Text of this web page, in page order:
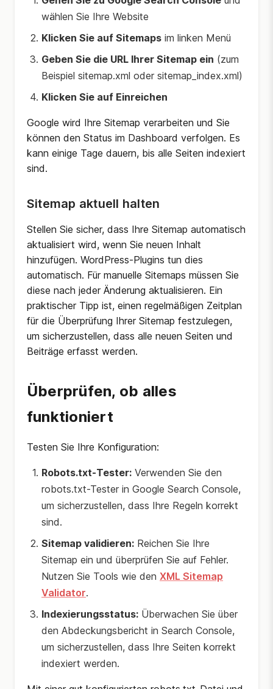
wählen Sie Ihre Website
Klicken Sie auf Sitemaps im linken Menü
Geben Sie die URL Ihrer Sitemap ein (zum
Beispiel sitemap.xml oder sitemap_index.xml)
Klicken Sie auf Einreichen
Google wird Ihre Sitemap verarbeiten und Sie
können den Status im Dashboard verfolgen. Es
kann einige Tage dauern, bis alle Seiten indexiert
sind.
Sitemap aktuell halten
Stellen Sie sicher, dass Ihre Sitemap automatisch
aktualisiert wird, wenn Sie neuen Inhalt
hinzufügen. WordPress-Plugins tun dies
automatisch. Für manuelle Sitemaps müssen Sie
diese nach jeder Änderung aktualisieren. Ein
praktischer Tipp ist, einen regelmäßigen Zeitplan
für die Überprüfung Ihrer Sitemap festzulegen,
um sicherzustellen, dass alle neuen Seiten und
Beiträge erfasst werden.
Überprüfen, ob alles
funktioniert
Testen Sie Ihre Konfiguration:
Robots.txt-Tester: Verwenden Sie den
robots.txt-Tester in Google Search Console,
um sicherzustellen, dass Ihre Regeln korrekt
sind.
Sitemap validieren: Reichen Sie Ihre
Sitemap ein und überprüfen Sie auf Fehler.
Nutzen Sie Tools wie den XML Sitemap
Validator.
Indexierungsstatus: Überwachen Sie über
den Abdeckungsbericht in Search Console,
um sicherzustellen, dass Ihre Seiten korrekt
indexiert werden.